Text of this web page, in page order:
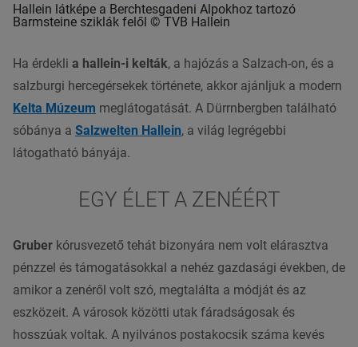
Hallein látképe a Berchtesgadeni Alpokhoz tartozó
Barmsteine sziklák felől © TVB Hallein
Ha érdekli a hallein-i kelták, a hajózás a Salzach-on, és a
salzburgi hercegérsekek története, akkor ajánljuk a modern
Kelta Múzeum meglátogatását. A Dürrnbergben található
sóbánya a Salzwelten Hallein, a világ legrégebbi
látogatható bányája.
EGY ÉLET A ZENÉÉRT
Gruber kórusvezető tehát bizonyára nem volt elárasztva
pénzzel és támogatásokkal a nehéz gazdasági években, de
amikor a zenéről volt szó, megtalálta a módját és az
eszközeit. A városok közötti utak fáradságosak és
hosszúak voltak. A nyilvános postakocsik száma kevés